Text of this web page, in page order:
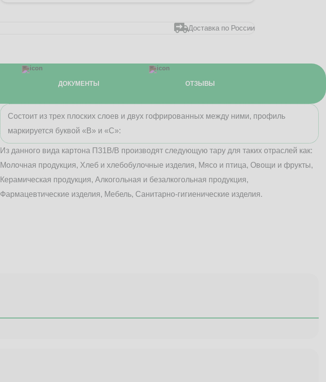
Доставка по России
ДОКУМЕНТЫ ОТЗЫВЫ
Состоит из трех плоских слоев и двух гофрированных между ними, профиль
маркируется буквой «В» и «С»:
Из данного вида картона П31В/B производят следующую тару для таких отраслей как:
Молочная продукция, Хлеб и хлебобулочные изделия, Мясо и птица, Овощи и фрукты,
Керамическая продукция, Алкогольная и безалкогольная продукция,
Фармацевтические изделия, Мебель, Санитарно-гигиенические изделия.